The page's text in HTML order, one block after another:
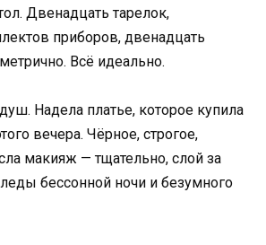
Двенадцать тарелок,
приборов, двенадцать
Всё идеально.
Надела платье, которое купила
вечера. Чёрное, строгое,
макияж — тщательно, слой за
бессонной ночи и безумного